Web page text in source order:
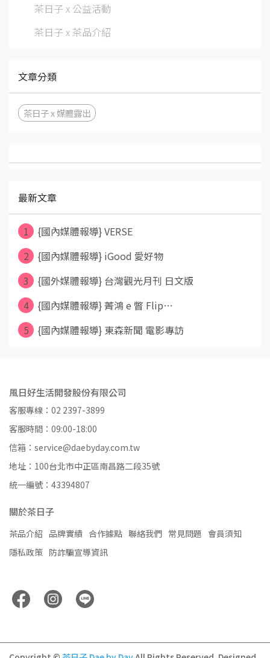
茶日子 x 公益活動
茶日子 x 茶品介紹
文章分類
茶日子 x 媒體露出
最新文章
1
{國內媒體報導} VERSE
2
{國內媒體報導} iGood 愛好物
3
{國外媒體報導} 台灣觀光月刊 日文版
4
{國內媒體報導} 菁鴻 e 瞥 Flip⋯
5
{國內媒體報導} 東森新聞 電影專訪
風日好生活開發股份有限公司
客服專線：02 2397-3899
客服時間：09:00-18:00
信箱：service@daebyday.com.tw
地址：100台北市中正區南昌路二段35號
統一編號：43394807
關於茶日子
茶品介紹 品牌實績 合作據點 聯絡我們 常見問題 會員須知
隱私政策 防詐騙宣導資訊